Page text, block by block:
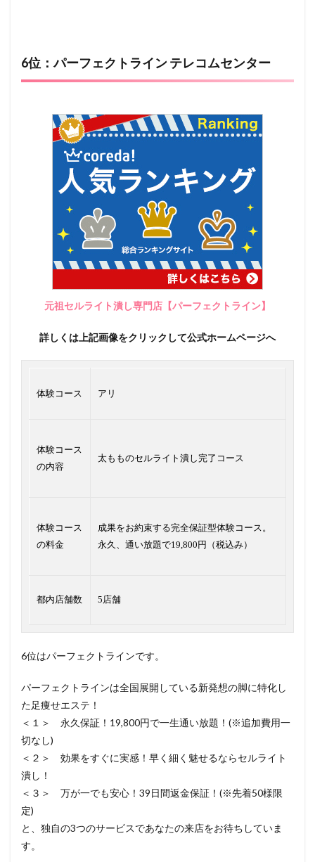
6位：パーフェクトライン テレコムセンター
元祖セルライト潰し専門店【パーフェクトライン】
詳しくは上記画像をクリックして公式ホームページへ
体験コース アリ
体験コース
の内容
太もものセルライト潰し完了コース
体験コース
の料金
成果をお約束する完全保証型体験コース。
永久、通い放題で19,800円（税込み）
都内店舗数 5店舗
6位はパーフェクトラインです。
パーフェクトラインは全国展開している新発想の脚に特化し
た足痩せエステ！
＜１＞ 永久保証！19,800円で一生通い放題！(※追加費用一
切なし)
＜２＞ 効果をすぐに実感！早く細く魅せるならセルライト
潰し！
＜３＞ 万が一でも安心！39日間返金保証！(※先着50様限
定)
と、独自の3つのサービスであなたの来店をお待ちしていま
す。